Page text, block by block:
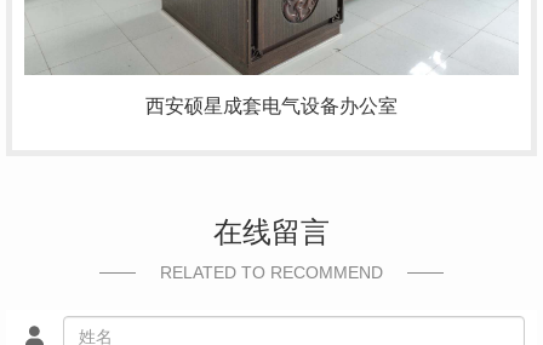
西安硕星成套电气设备办公室
在线留言
RELATED TO RECOMMEND